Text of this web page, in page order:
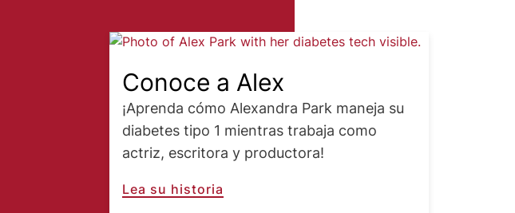
Image
Conoce a Alex
¡Aprenda cómo Alexandra Park maneja su
diabetes tipo 1 mientras trabaja como
actriz, escritora y productora!
Lea su historia